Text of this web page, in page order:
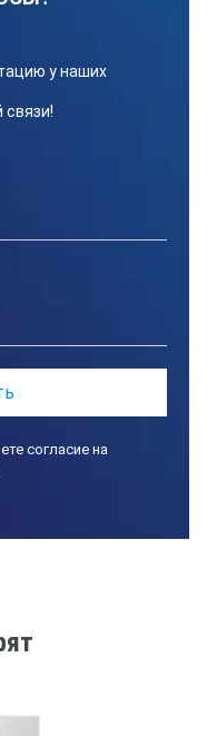
у наших
связи!
согласие на